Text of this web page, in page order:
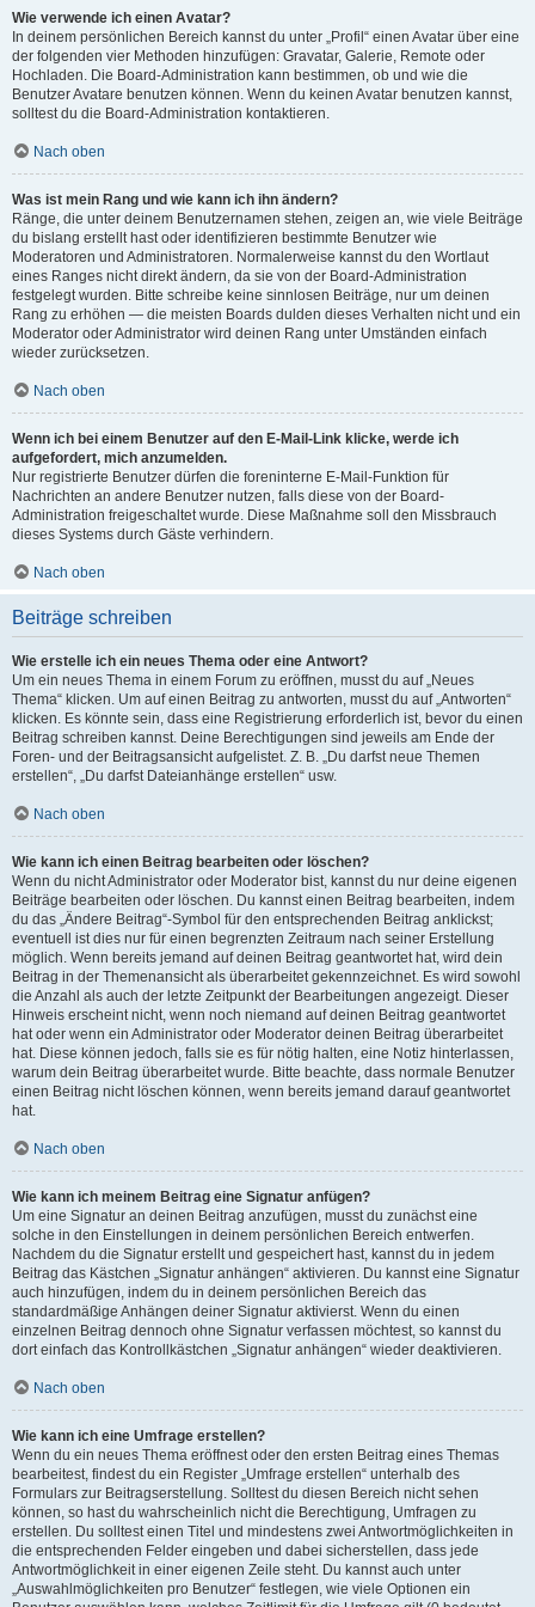
Wie verwende ich einen Avatar?
In deinem persönlichen Bereich kannst du unter „Profil“ einen Avatar über eine
der folgenden vier Methoden hinzufügen: Gravatar, Galerie, Remote oder
Hochladen. Die Board-Administration kann bestimmen, ob und wie die
Benutzer Avatare benutzen können. Wenn du keinen Avatar benutzen kannst,
solltest du die Board-Administration kontaktieren.
Nach oben
Was ist mein Rang und wie kann ich ihn ändern?
Ränge, die unter deinem Benutzernamen stehen, zeigen an, wie viele Beiträge
du bislang erstellt hast oder identifizieren bestimmte Benutzer wie
Moderatoren und Administratoren. Normalerweise kannst du den Wortlaut
eines Ranges nicht direkt ändern, da sie von der Board-Administration
festgelegt wurden. Bitte schreibe keine sinnlosen Beiträge, nur um deinen
Rang zu erhöhen — die meisten Boards dulden dieses Verhalten nicht und ein
Moderator oder Administrator wird deinen Rang unter Umständen einfach
wieder zurücksetzen.
Nach oben
Wenn ich bei einem Benutzer auf den E-Mail-Link klicke, werde ich
aufgefordert, mich anzumelden.
Nur registrierte Benutzer dürfen die foreninterne E-Mail-Funktion für
Nachrichten an andere Benutzer nutzen, falls diese von der Board-
Administration freigeschaltet wurde. Diese Maßnahme soll den Missbrauch
dieses Systems durch Gäste verhindern.
Nach oben
Beiträge schreiben
Wie erstelle ich ein neues Thema oder eine Antwort?
Um ein neues Thema in einem Forum zu eröffnen, musst du auf „Neues
Thema“ klicken. Um auf einen Beitrag zu antworten, musst du auf „Antworten“
klicken. Es könnte sein, dass eine Registrierung erforderlich ist, bevor du einen
Beitrag schreiben kannst. Deine Berechtigungen sind jeweils am Ende der
Foren- und der Beitragsansicht aufgelistet. Z. B. „Du darfst neue Themen
erstellen“, „Du darfst Dateianhänge erstellen“ usw.
Nach oben
Wie kann ich einen Beitrag bearbeiten oder löschen?
Wenn du nicht Administrator oder Moderator bist, kannst du nur deine eigenen
Beiträge bearbeiten oder löschen. Du kannst einen Beitrag bearbeiten, indem
du das „Ändere Beitrag“-Symbol für den entsprechenden Beitrag anklickst;
eventuell ist dies nur für einen begrenzten Zeitraum nach seiner Erstellung
möglich. Wenn bereits jemand auf deinen Beitrag geantwortet hat, wird dein
Beitrag in der Themenansicht als überarbeitet gekennzeichnet. Es wird sowohl
die Anzahl als auch der letzte Zeitpunkt der Bearbeitungen angezeigt. Dieser
Hinweis erscheint nicht, wenn noch niemand auf deinen Beitrag geantwortet
hat oder wenn ein Administrator oder Moderator deinen Beitrag überarbeitet
hat. Diese können jedoch, falls sie es für nötig halten, eine Notiz hinterlassen,
warum dein Beitrag überarbeitet wurde. Bitte beachte, dass normale Benutzer
einen Beitrag nicht löschen können, wenn bereits jemand darauf geantwortet
hat.
Nach oben
Wie kann ich meinem Beitrag eine Signatur anfügen?
Um eine Signatur an deinen Beitrag anzufügen, musst du zunächst eine
solche in den Einstellungen in deinem persönlichen Bereich entwerfen.
Nachdem du die Signatur erstellt und gespeichert hast, kannst du in jedem
Beitrag das Kästchen „Signatur anhängen“ aktivieren. Du kannst eine Signatur
auch hinzufügen, indem du in deinem persönlichen Bereich das
standardmäßige Anhängen deiner Signatur aktivierst. Wenn du einen
einzelnen Beitrag dennoch ohne Signatur verfassen möchtest, so kannst du
dort einfach das Kontrollkästchen „Signatur anhängen“ wieder deaktivieren.
Nach oben
Wie kann ich eine Umfrage erstellen?
Wenn du ein neues Thema eröffnest oder den ersten Beitrag eines Themas
bearbeitest, findest du ein Register „Umfrage erstellen“ unterhalb des
Formulars zur Beitragserstellung. Solltest du diesen Bereich nicht sehen
können, so hast du wahrscheinlich nicht die Berechtigung, Umfragen zu
erstellen. Du solltest einen Titel und mindestens zwei Antwortmöglichkeiten in
die entsprechenden Felder eingeben und dabei sicherstellen, dass jede
Antwortmöglichkeit in einer eigenen Zeile steht. Du kannst auch unter
„Auswahlmöglichkeiten pro Benutzer“ festlegen, wie viele Optionen ein